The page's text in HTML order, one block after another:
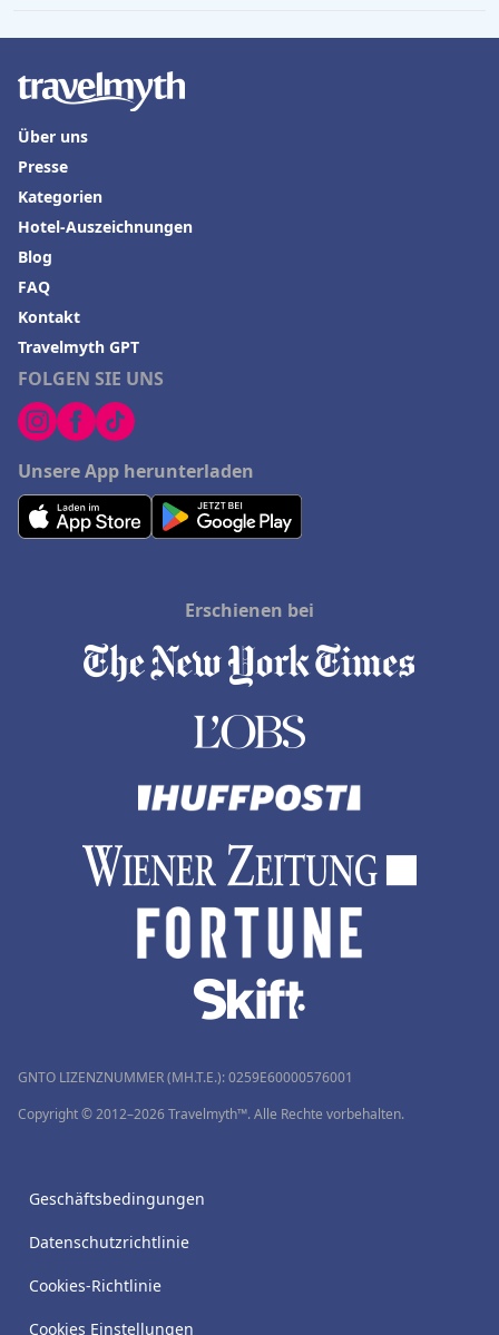
FOLGEN SIE UNS
Unsere App herunterladen
Über uns
Presse
Kategorien
Hotel-Auszeichnungen
Blog
FAQ
Kontakt
Travelmyth GPT
Erschienen bei
GNTO LIZENZNUMMER (MH.T.E.): 0259Ε60000576001
Copyright © 2012–2026 Travelmyth™. Alle Rechte vorbehalten.
Geschäftsbedingungen
Datenschutzrichtlinie
Cookies-Richtlinie
Cookies Einstellungen